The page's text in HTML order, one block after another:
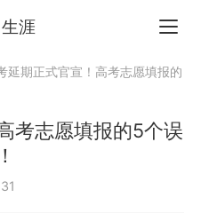
涯
延期正式官宣！高考志愿填报的
考志愿填报的5个误